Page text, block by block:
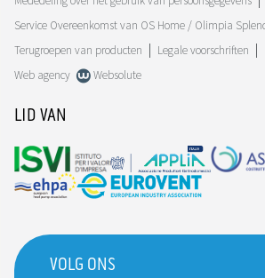
Service Overeenkomst van OS Home / Olimpia
Terugroepen van producten
Legale voorschriften
Web agency
Websolute
LID VAN
VOLG ONS